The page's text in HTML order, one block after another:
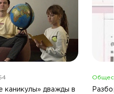
каникулы» дважды в